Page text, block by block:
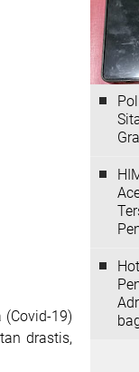
(Covid-19)
drastis,